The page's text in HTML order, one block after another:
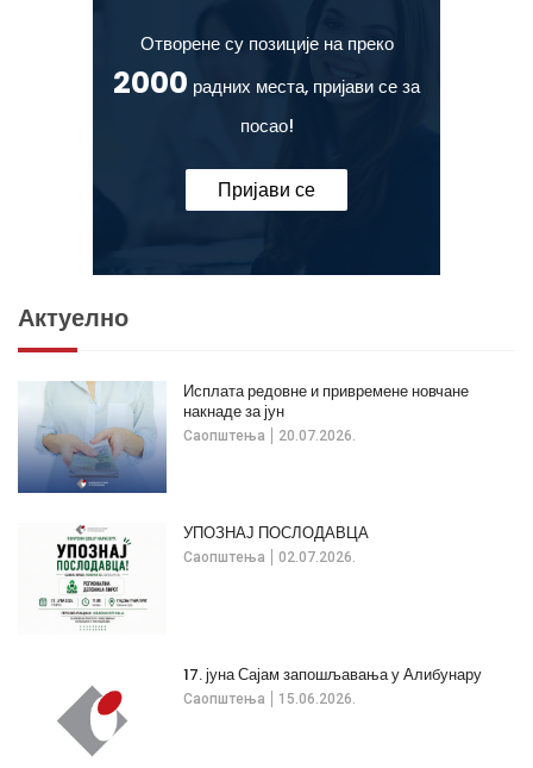
Отворене су позиције на преко
2000 радних места, пријави се за
посао!
Пријави се
Актуелно
Саопштења 20.07.2026.
Исплата редовне и привремене новчане
накнаде за јун
Саопштења 02.07.2026.
УПОЗНАЈ ПОСЛОДАВЦА
Саопштења 15.06.2026.
17. јуна Сајам запошљавања у Алибунару